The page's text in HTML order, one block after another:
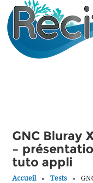
GNC Bluray
–
tuto appli
Accueil»Tests»